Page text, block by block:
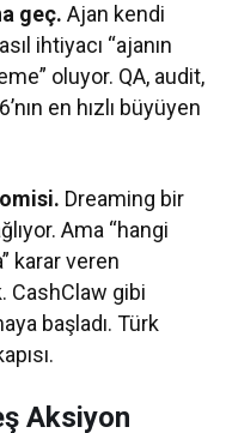
geç. Ajan kendi
ihtiyacı “ajanın
oluyor. QA, audit,
en hızlı büyüyen
Dreaming bir
Ama “hangi
karar veren
CashClaw gibi
başladı. Türk
Aksiyon